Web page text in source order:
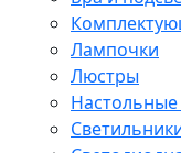
Лампочки
Люстры